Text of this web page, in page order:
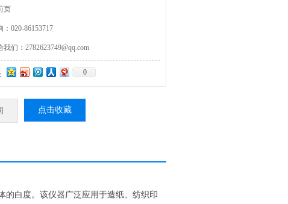
页
：020-86153717
我们：2782623749@qq.com
0
点击收藏
的白度。该仪器广泛应用于造纸、纺织印